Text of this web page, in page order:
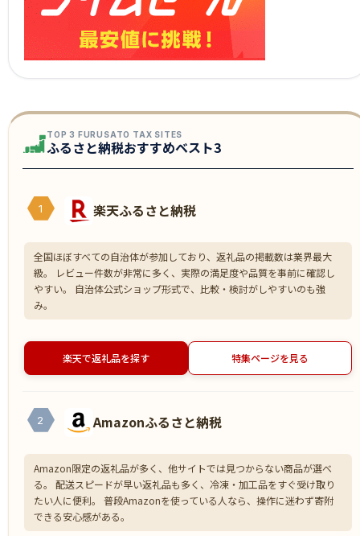
TOP 3 FURUSATO TAX SITES
ふるさと納税おすすめベスト3
1 楽天ふるさと納税
全国ほぼすべての自治体が参加しており、返礼品の掲載数は業界最大
級。 レビュー件数が非常に多く、実際の満足度や品質を事前に確認し
やすい。 自治体公式ショップ形式で、比較・検討がしやすいのも強
み。
楽天で返礼品を探す 特集ページを見る
2 Amazonふるさと納税
Amazon限定の返礼品が多く、他サイトでは見つからない商品が選べ
る。 配送スピードが早い返礼品も多く、冷凍・加工品をすぐ受け取り
たい人に便利。 普段Amazonを使っている人なら、操作に迷わず寄附
できる安心感がある。